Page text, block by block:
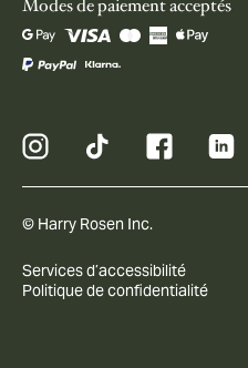
Modes de paiement acceptés
© Harry Rosen Inc.
Services d’accessibilité
Politique de confidentialité